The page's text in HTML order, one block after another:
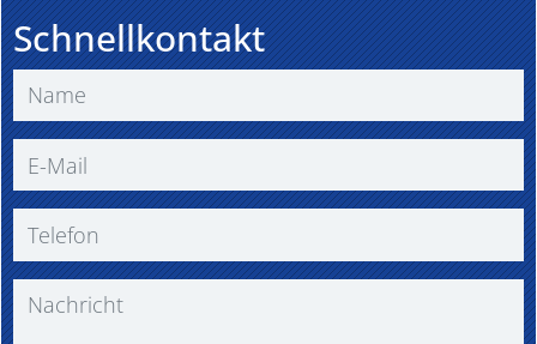
Schnellkontakt